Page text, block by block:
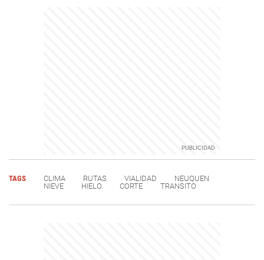
TAGS CLIMA RUTAS VIALIDAD
NEUQUEN
NIEVE
HIELO CORTE TRANSITO